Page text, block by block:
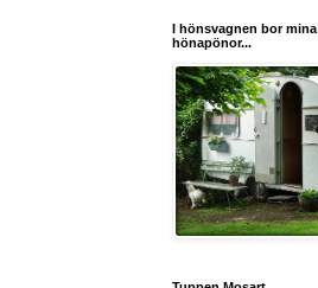
I hönsvagnen bor mina
hönapönor...